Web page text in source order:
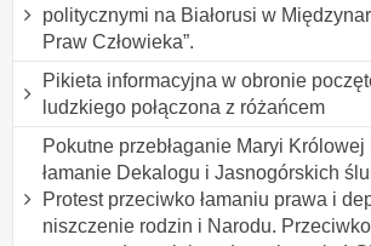
politycznymi na Białorusi w
Praw Człowieka”.
Pikieta informacyjna w obronie
ludzkiego połączona z różańcem
Pokutne przebłaganie Maryi Królowej
łamanie Dekalogu i Jasnogórskich
Protest przeciwko łamaniu prawa i
niszczenie rodzin i Narodu.